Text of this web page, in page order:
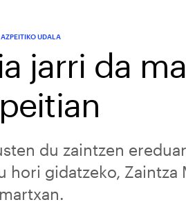
AZPEITIKO UDALA
jarri da
du zaintzen
hori gidatzeko, Zaintza
martxan.